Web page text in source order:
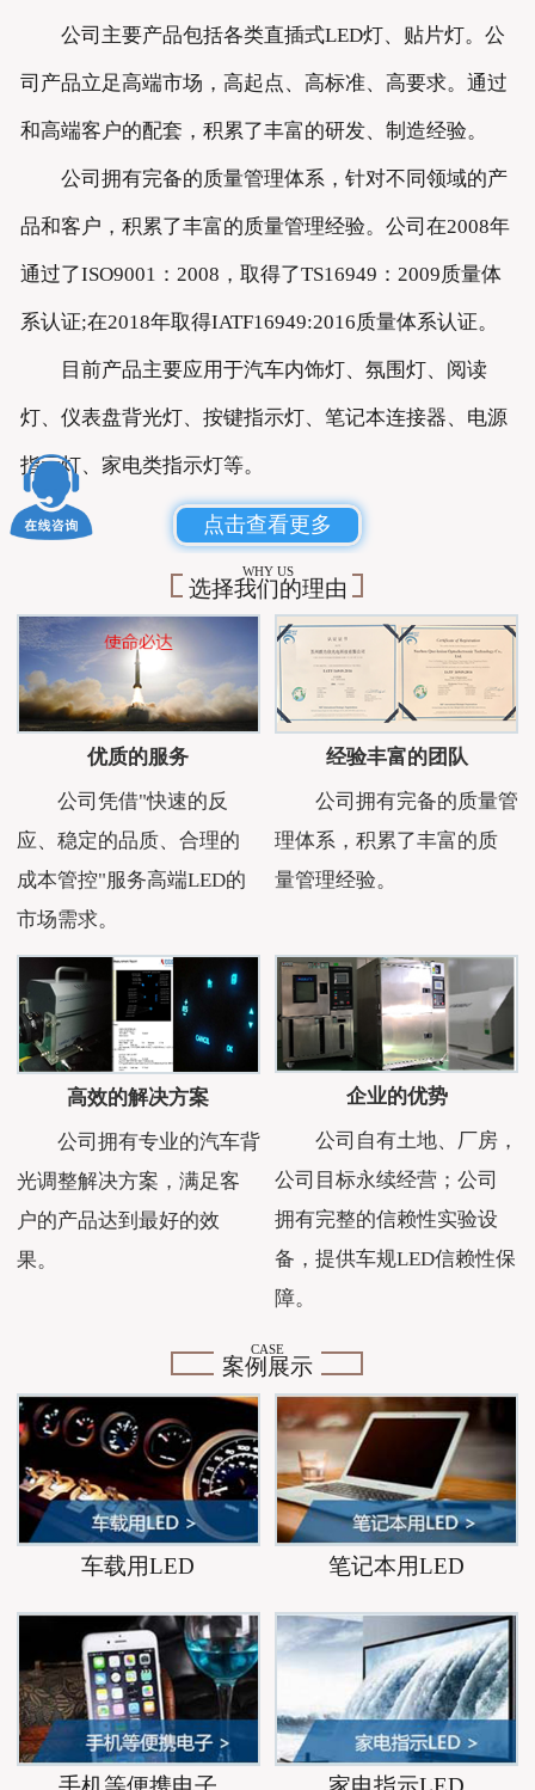
公司主要产品包括各类直插式LED灯、贴片灯。公
司产品立足高端市场，高起点、高标准、高要求。通过
和高端客户的配套，积累了丰富的研发、制造经验。
公司拥有完备的质量管理体系，针对不同领域的产
品和客户，积累了丰富的质量管理经验。公司在2008年
通过了ISO9001：2008，取得了TS16949：2009质量体
系认证;在2018年取得IATF16949:2016质量体系认证。
目前产品主要应用于汽车内饰灯、氛围灯、阅读
灯、仪表盘背光灯、按键指示灯、笔记本连接器、电源
指示灯、家电类指示灯等。
点击查看更多
WHY US
选择我们的理由
优质的服务
公司凭借"快速的反
应、稳定的品质、合理的
成本管控"服务高端LED的
市场需求。
经验丰富的团队
公司拥有完备的质量管
理体系，积累了丰富的质
量管理经验。
高效的解决方案
公司拥有专业的汽车背
光调整解决方案，满足客
户的产品达到最好的效
果。
企业的优势
公司自有土地、厂房，
公司目标永续经营；公司
拥有完整的信赖性实验设
备，提供车规LED信赖性保
障。
CASE
案例展示
车载用LED 笔记本用LED